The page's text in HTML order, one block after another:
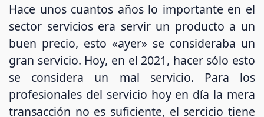
Hace unos cuantos años lo importante en el
sector servicios era servir un producto a un
buen precio, esto «ayer» se consideraba un
gran servicio. Hoy, en el 2021, hacer sólo esto
se considera un mal servicio. Para los
profesionales del servicio hoy en día la mera
transacción no es suficiente, el sercicio tiene